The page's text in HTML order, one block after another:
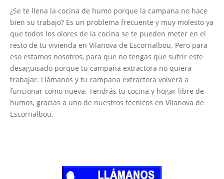
¿Se te llena la cocina de humo porque la campana no hace
bien su trabajo? Es un problema frecuente y muy molesto ya
que todos los olores de la cocina se te pueden meter en el
resto de tu vivienda en Vilanova de Escornalbou. Pero para
eso estamos nosotros, para que no tengas que sufrir este
desaguisado porque tu campana extractora no quiera
trabajar. Llámanos y tu campana extractora volverá a
funcionar como nueva. Tendrás tu cocina y hogar libre de
humos, gracias a uno de nuestros técnicos en Vilanova de
Escornalbou.